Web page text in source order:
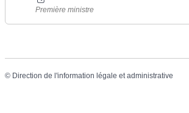
Première ministre
© Direction de l'information légale et administrative